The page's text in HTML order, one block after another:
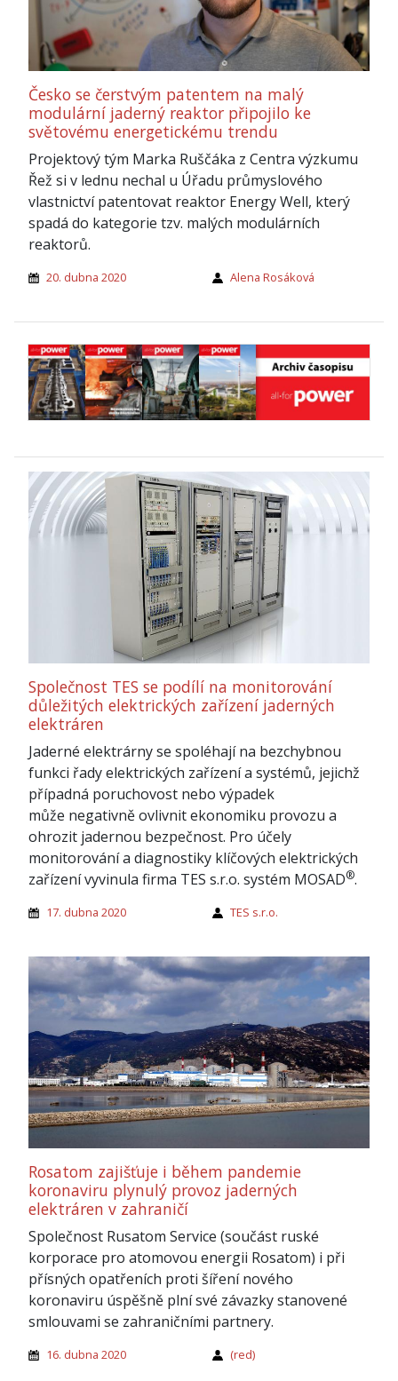
Česko se čerstvým patentem na malý
modulární jaderný reaktor připojilo ke
světovému energetickému trendu
Projektový tým Marka Ruščáka z Centra výzkumu
Řež si v lednu nechal u Úřadu průmyslového
vlastnictví patentovat reaktor Energy Well, který
spadá do kategorie tzv. malých modulárních
reaktorů.
20. dubna 2020 Alena Rosáková
Společnost TES se podílí na monitorování
důležitých elektrických zařízení jaderných
elektráren
Jaderné elektrárny se spoléhají na bezchybnou
funkci řady elektrických zařízení a systémů, jejichž
případná poruchovost nebo výpadek
může negativně ovlivnit ekonomiku provozu a
ohrozit jadernou bezpečnost. Pro účely
monitorování a diagnostiky klíčových elektrických
zařízení vyvinula firma TES s.r.o. systém MOSAD®.
17. dubna 2020 TES s.r.o.
Rosatom zajišťuje i během pandemie
koronaviru plynulý provoz jaderných
elektráren v zahraničí
Společnost Rusatom Service (součást ruské
korporace pro atomovou energii Rosatom) i při
přísných opatřeních proti šíření nového
koronaviru úspěšně plní své závazky stanovené
smlouvami se zahraničními partnery.
16. dubna 2020 (red)